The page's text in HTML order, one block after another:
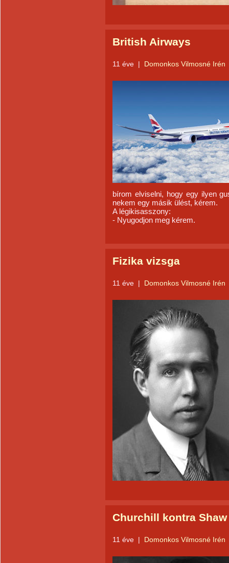
British Airways
11 éve | Domonkos Vilmosné Irén
bírom elviselni, hogy egy ilyen
nekem egy másik ülést, kérem.
A légikisasszony:
- Nyugodjon meg kérem.
Fizika vizsga
11 éve | Domonkos Vilmosné Irén
Churchill kontra Shaw
11 éve | Domonkos Vilmosné Irén